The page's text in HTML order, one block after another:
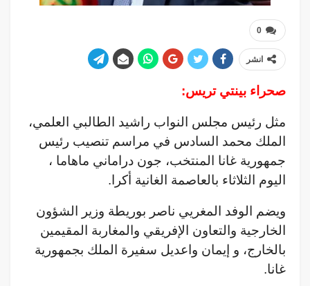
0
انشر
صحراء بينتي تريس:
مثل رئيس مجلس النواب راشيد الطالبي العلمي،
الملك محمد السادس في مراسم تنصيب رئيس
جمهورية غانا المنتخب، جون دراماني ماهاما ،
اليوم الثلاثاء بالعاصمة الغانية أكرا.
ويضم الوفد المغريي ناصر بوريطة وزير الشؤون
الخارجية والتعاون الإفريقي والمغاربة المقيمين
بالخارج، و إيمان واعديل سفيرة الملك بجمهورية
غانا.